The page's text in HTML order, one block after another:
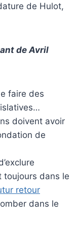
de Hulot,
de Avril
faire des
doivent avoir
de
toujours dans le
retour
dans le